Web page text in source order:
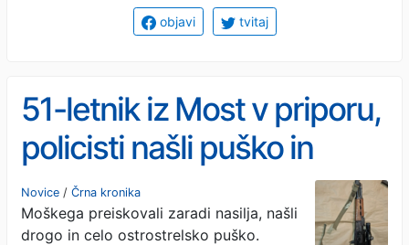
objavi tvitaj
51-letnik iz Most v priporu,
policisti našli puško in
skoraj dva kilograma
kokaina
Novice / Črna kronika
Moškega preiskovali zaradi nasilja, našli
drogo in celo ostrostrelsko puško.